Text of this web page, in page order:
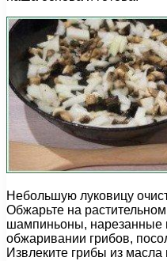
Небольшую луковицу
Обжарьте на
шампиньоны, нарезанные
обжаривании грибов,
Извлеките грибы из